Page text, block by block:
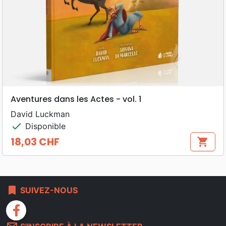
Aventures dans les Actes - vol. 1
David Luckman
check Disponible
Prix
18,03 CHF shopping_cart
bookmark SUIVEZ-NOUS
facebook